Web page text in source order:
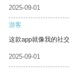
2025-09-01
游客
这款app就像我的社
2025-09-01